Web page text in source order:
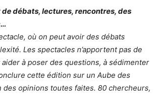
débats, lectures, rencontres, des
où on peut avoir des débats
Les spectacles n’apportent pas de
à poser des questions, à sédimenter
cette édition sur un Aube des
des opinions toutes faites. 80 chercheurs,